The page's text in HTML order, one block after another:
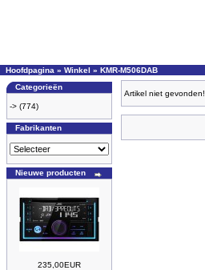
Hoofdpagina » Winkel » KMR-M506DAB
Categorieën
-> (774)
Fabrikanten
Nieuwe producten
235,00EUR
Artikel niet gevonden!